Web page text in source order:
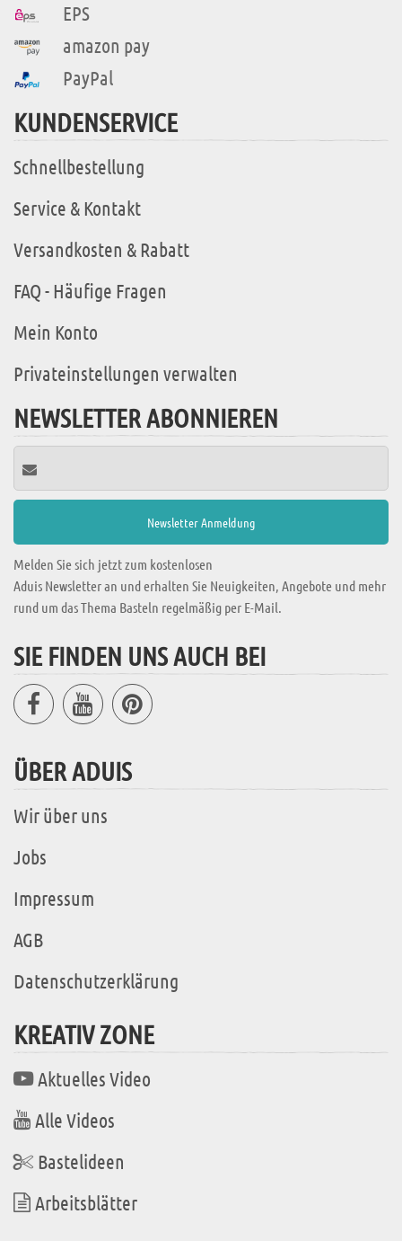
EPS
amazon pay
PayPal
KUNDENSERVICE
Schnellbestellung
Service & Kontakt
Versandkosten & Rabatt
FAQ - Häufige Fragen
Mein Konto
Privateinstellungen verwalten
NEWSLETTER ABONNIEREN
Melden Sie sich jetzt zum kostenlosen
Aduis Newsletter an und erhalten Sie Neuigkeiten, Angebote und mehr
rund um das Thema Basteln regelmäßig per E-Mail.
SIE FINDEN UNS AUCH BEI
ÜBER ADUIS
Wir über uns
Jobs
Impressum
AGB
Datenschutzerklärung
KREATIV ZONE
Aktuelles Video
Alle Videos
Bastelideen
Arbeitsblätter